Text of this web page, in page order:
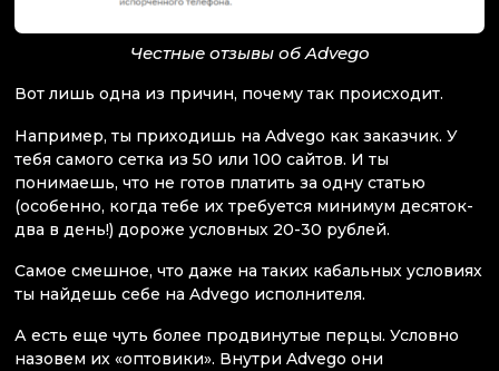
Честные отзывы об Advego
Вот лишь одна из причин, почему так происходит.
Например, ты приходишь на Advego как заказчик. У
тебя самого сетка из 50 или 100 сайтов. И ты
понимаешь, что не готов платить за одну статью
(особенно, когда тебе их требуется минимум десяток-
два в день!) дороже условных 20-30 рублей.
Самое смешное, что даже на таких кабальных условиях
ты найдешь себе на Advego исполнителя.
А есть еще чуть более продвинутые перцы. Условно
назовем их «оптовики». Внутри Advego они